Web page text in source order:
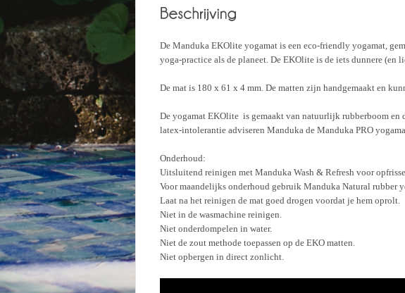
De Manduka EKOlite yogamat is een eco-friendly yogamat,
yoga-practice als de planeet. De EKOlite is de iets dunnere (en
De mat is 180 x 61 x 4 mm. De matten zijn handgemaakt en
De yogamat EKOlite is gemaakt van natuurlijk rubberboom
latex-intolerantie adviseren Manduka de Manduka PRO
Onderhoud:
Uitsluitend reinigen met Manduka Wash & Refresh voor
Voor maandelijks onderhoud gebruik Manduka Natural rubber
Laat na het reinigen de mat goed drogen voordat je hem oprolt.
Niet in de wasmachine reinigen.
Niet onderdompelen in water.
Niet de zout methode toepassen op de EKO matten.
Niet opbergen in direct zonlicht.